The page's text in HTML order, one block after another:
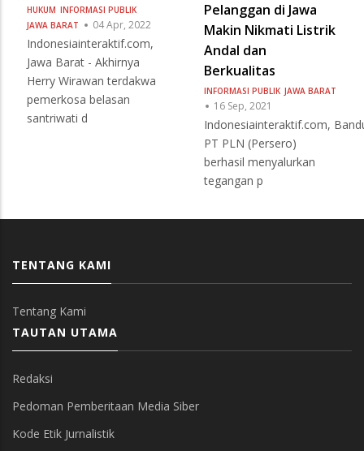
HUKUM INFORMASI PUBLIK
JAWA BARAT
04 Apr, 2022
Indonesiainteraktif.com,
Jawa Barat - Akhirnya
Herry Wirawan terdakwa
pemerkosa belasan
santriwati d
Pelanggan di Jawa
Makin Nikmati Listrik
Andal dan
Berkualitas
INFORMASI PUBLIK JAWA BARAT
16 Sep, 2021
Indonesiainteraktif.com,
PT PLN (Persero)
berhasil menyalurkan
tegangan p
TENTANG KAMI
Tentang Kami
TAUTAN UTAMA
Redaksi
Pedoman Pemberitaan Media Siber
Kode Etik Jurnalistik